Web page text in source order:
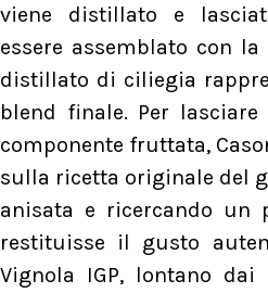
viene distillato e
essere assemblato con
distillato di ciliegia
blend finale. Per
componente fruttata,
sulla ricetta originale del
anisata e ricercando un
restituisse il gusto
Vignola IGP, lontano